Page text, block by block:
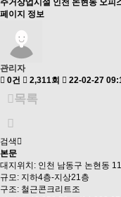
주거상업시설 인천 논현동 오피
페이지 정보
관리자
0건
2,311회 22-02-27
목록
검색
본문
대지위치: 인천 남동구 논현동
규모: 지하4층-지상21층
구조: 철근콘크리트조